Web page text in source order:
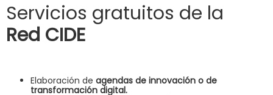
Servicios gratuitos de la
Red CIDE
Elaboración de agendas de innovación o de
transformación digital.